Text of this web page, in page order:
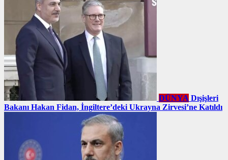
DÜNYA Dışişleri
Bakanı Hakan Fidan, İngiltere’deki Ukrayna Zirvesi’ne Katıldı